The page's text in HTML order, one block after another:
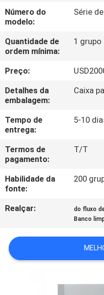
EXCURSÃO
DA
FÁBRICA
CONTROLE
DA
QUALIDADE
CONTACTE-
NOS
UMAS
CITAÇÕES
MAPA
Número do
modelo:
Série
Quantidade de
ordem mínima:
1 grupo
Preço:
Detalhes da
embalagem:
Caixa
Tempo de
entrega:
5-10
Termos de
pagamento:
T/T
Habilidade da
fonte:
200
Realçar: do fluxo
Banco